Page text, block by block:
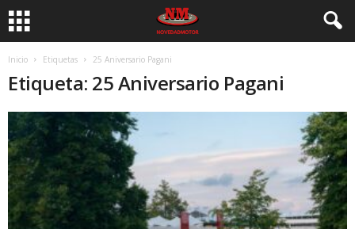
Inicio Etiquetas 25 Aniversario Pagani
Etiqueta: 25 Aniversario Pagani